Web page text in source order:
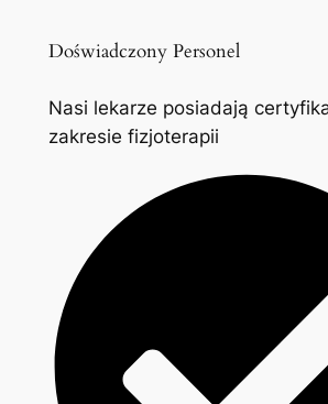
Doświadczony Personel
Nasi lekarze posiadają
zakresie fizjoterapii